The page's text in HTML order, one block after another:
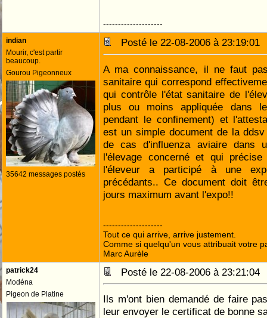
--------------------
indian
Mourir, c'est partir
beaucoup.
Gourou Pigeonneux
35642 messages postés
Posté le 22-08-2006 à
A ma connaissance, il ne faut
sanitaire qui correspond
qui contrôle l'état sanitaire de
plus ou moins appliquée dans
pendant le confinement) et
est un simple document de la
de cas d'influenza aviaire dans
l'élevage concerné et qui
l'éleveur a participé à une
précédants.. Ce document doit
jours maximum avant l'expo!!
--------------------
Tout ce qui arrive, arrive justement.
Comme si quelqu'un vous attribuait votre
Marc Aurèle
patrick24
Modéna
Pigeon de Platine
Posté le 22-08-2006 à
Ils m'ont bien demandé de faire
leur envoyer le certificat de bonne